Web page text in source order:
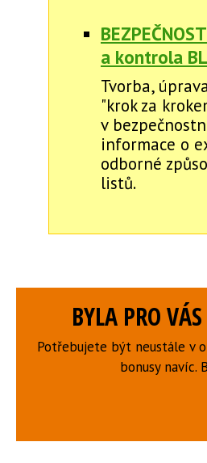
a kontrola
Tvorba,
"krok za
v
informace o
odborné
listů.
BYLA PRO
Potřebujete být neustále v
bonusy navíc.